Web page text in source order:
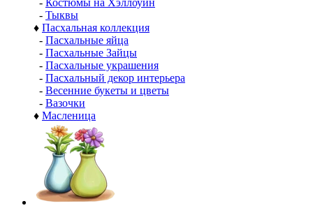
- Костюмы на Хэллоуин
- Тыквы
♦ Пасхальная коллекция
- Пасхальные яйца
- Пасхальные Зайцы
- Пасхальные украшения
- Пасхальный декор интерьера
- Весенние букеты и цветы
- Вазочки
♦ Масленица